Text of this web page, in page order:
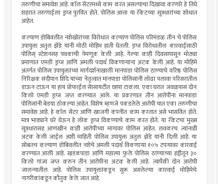
तरुणीचा समावेश आहे. काॅल सेंटरमध्ये काम करत असल्याचा दिखावा करणारे हे तिघे
शहरात तरुणाईला ड्रग्ज पुरवित होते. पोलिस आत्ता या रॅकेटच्या सूत्रधारांच्या शोधात
आहेत.
कल्याण डोबिवलीत नशेखोरांच्या विरोधात कल्याण पोलिस परिमंडळ तीन चे पोलिस
उपायुक्त अतुल झेंडे यांनी मोठी मोहिम हाती घेतली. ड्ग्ज विरोधातील कारवाईसाठी
पोलिस् स्टेशनसह पथकाची नेमणूक केली आहे. गेल्या काही दिवसापासून मोठ्या
प्रमाणात एमडी ड्रग्ज आणि अंमली पदार्थ विकणाऱ्यांना अटक केली आहे. या मोहिमे
अंतर्गत पोलिस उपायुक्तांच्या मार्गदर्शनाखाली मानपाडा पोलिस ठाण्याचे वरिष्ठ पोलिस
निरिक्षक संदीपान शिंदे यांच्या नेतृत्वात मानपाडा पोलिसांनी लोढा पलावा परिसरातील
डाऊन टाऊन या हाय प्रोफाईल सेासायटीत छापा टाकला. एका घरात जवळपास दोन
किलो एमडी ड्रग्ज जप्त करण्यात आले. या प्रकरणात तीन आरोपींना मानपाडा
पोलिसांनी बेडया ठोकल्या आहेत. विशेष म्हणजे पकडलेले आरोपी यात एका तरुणीचा
समावेश आहे. हे काॅल सेंटर आणि खाजगी कंपनीत काम करतात असे भासवित होते.
मात्र भाड्याने घरे घेऊन हे लोक ड्रग्ज विकण्याचे काम करत होते. या रॅकेटचा मुख्य
सूत्रधारासह आणखीन काही आरोपीच्या मागावर पोलिस आहेत. लवकरच त्यांनाही
अटक केली जाईल अशी माहिती पोलिस उपायुक्त अतुल झेंडे यांनी दिली आहे. या
सोबतच कल्याण डोंबिवलीत नशेचे अंमली पदार्थ विकणाऱ्या १०५ टपऱ्यावर कारवाई
करण्यात आली आहे. खडकपाडा आणि महात्मा फुले पोलिस ठाण्याच्या हद्दीतून ३०
किलो गांजा जप्त करुन तीन आरोपीना अटक केली आहे. त्यापैकी दोन आरोपी
जालन्यातील आहे. पोलिस उपायुक्तांकडून सुरू असलेल्या कारवाई मोहिमेचे
नागरीकांकडून कौतुक केले जात आहे.